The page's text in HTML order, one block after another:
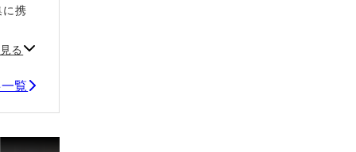
携
る
覧